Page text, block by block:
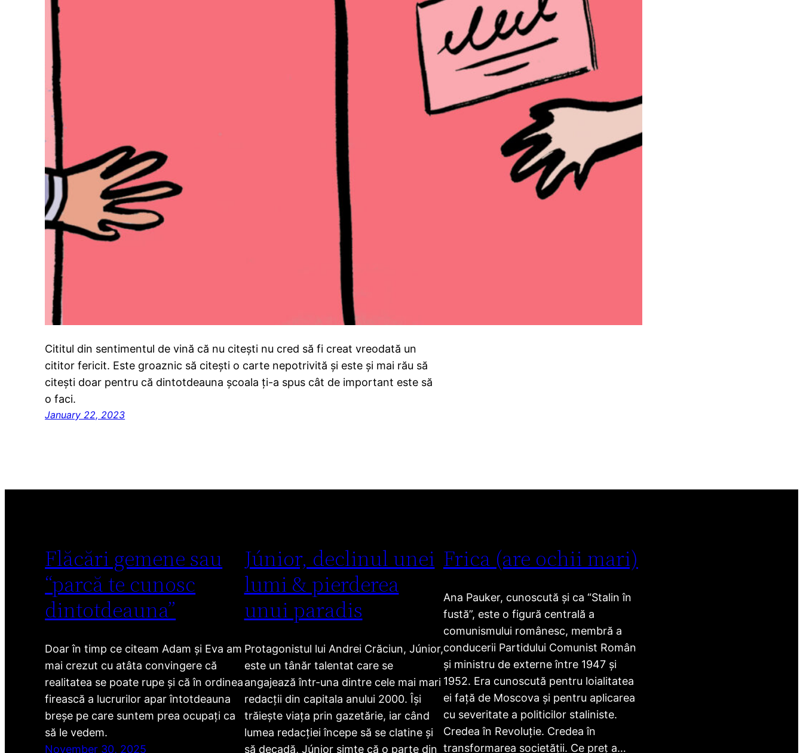
Cititul din sentimentul de vină că nu citești nu cred să fi creat vreodată un
cititor fericit. Este groaznic să citești o carte nepotrivită și este și mai rău să
citești doar pentru că dintotdeauna școala ți-a spus cât de important este să
o faci.
January 22, 2023
Flăcări gemene sau
“parcă te cunosc
dintotdeauna”
Doar în timp ce citeam Adam și Eva am
mai crezut cu atâta convingere că
realitatea se poate rupe și că în ordinea
firească a lucrurilor apar întotdeauna
breșe pe care suntem prea ocupați ca
să le vedem.
November 30, 2025
Júnior, declinul unei
lumi & pierderea
unui paradis
Protagonistul lui Andrei Crăciun, Júnior,
este un tânăr talentat care se
angajează într-una dintre cele mai mari
redacții din capitala anului 2000. Își
trăiește viața prin gazetărie, iar când
lumea redacției începe să se clatine și
să decadă, Júnior simte că o parte din
Frica (are ochii mari)
Ana Pauker, cunoscută și ca “Stalin în
fustă”, este o figură centrală a
comunismului românesc, membră a
conducerii Partidului Comunist Român
și ministru de externe între 1947 și
1952. Era cunoscută pentru loialitatea
ei față de Moscova și pentru aplicarea
cu severitate a politicilor staliniste.
Credea în Revoluție. Credea în
transformarea societății. Ce preț a…